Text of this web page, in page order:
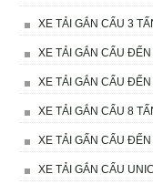
XE TẢI GẮN CẨU 3
XE TẢI GẮN CẨU ĐẾN
XE TẢI GẮN CẨU ĐẾN
XE TẢI GẮN CẨU 8
XE TẢI GẤN CẨU ĐẾN
XE TẢI GẮN CẨU UNIC